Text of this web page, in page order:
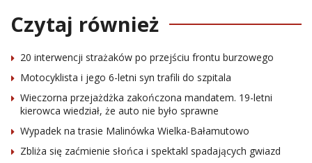
Czytaj również
20 interwencji strażaków po przejściu frontu burzowego
Motocyklista i jego 6-letni syn trafili do szpitala
Wieczorna przejażdżka zakończona mandatem. 19-letni
kierowca wiedział, że auto nie było sprawne
Wypadek na trasie Malinówka Wielka-Bałamutowo
Zbliża się zaćmienie słońca i spektakl spadających gwiazd